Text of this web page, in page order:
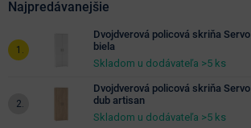
estetickú úlohu a výrazne ovplyvňujú celkový vzhľad
všetkých vecí. Vyberte si skriňu, ktorá splní vaše
aj každodenný komfort.
Najpredávanejšie
Dvojdverová policová skriňa Servo
biela
Skladom u dodávateľa >5 ks
Dvojdverová policová skriňa Servo
dub artisan
Skladom u dodávateľa >5 ks
(cm)
prevedenie